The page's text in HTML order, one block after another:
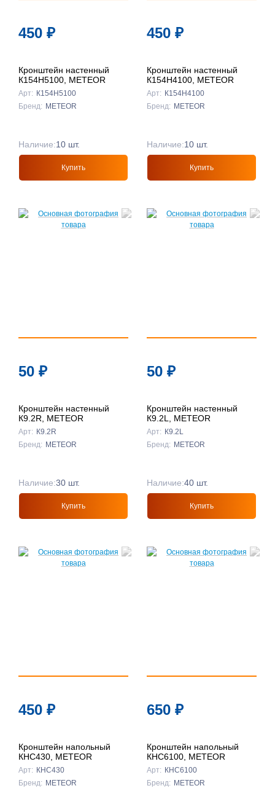
450 ₽
Кронштейн настенный
К154Н5100, METEOR
Арт: К154Н5100
Бренд: METEOR
Наличие:10 шт.
Купить
450 ₽
Кронштейн настенный
К154Н4100, METEOR
Арт: К154Н4100
Бренд: METEOR
Наличие:10 шт.
Купить
50 ₽
Кронштейн настенный
К9.2R, METEOR
Арт: К9.2R
Бренд: METEOR
Наличие:30 шт.
Купить
50 ₽
Кронштейн настенный
К9.2L, METEOR
Арт: К9.2L
Бренд: METEOR
Наличие:40 шт.
Купить
450 ₽
Кронштейн напольный
КНС430, METEOR
Арт: КНС430
Бренд: METEOR
650 ₽
Кронштейн напольный
КНС6100, METEOR
Арт: КНС6100
Бренд: METEOR